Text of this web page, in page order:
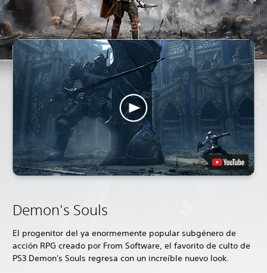
Demon's Souls
El progenitor del ya enormemente popular subgénero de
acción RPG creado por From Software, el favorito de culto de
PS3 Demon's Souls regresa con un increíble nuevo look.